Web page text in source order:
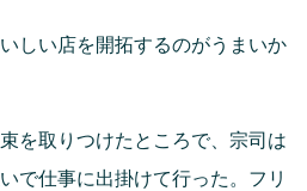
しい店を開拓するのがうまいか
を取りつけたところで、宗司は
で仕事に出掛けて行った。フリ